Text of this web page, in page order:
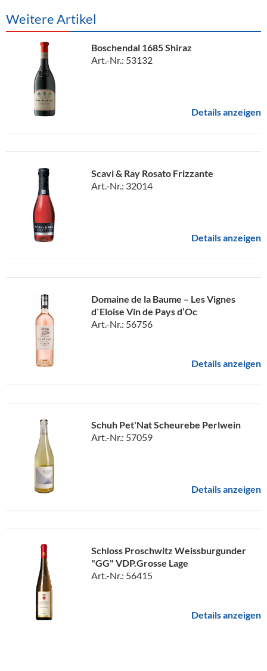
Weitere Artikel
Boschendal 1685 Shiraz
Art.-Nr.: 53132
Details anzeigen
Scavi & Ray Rosato Frizzante
Art.-Nr.: 32014
Details anzeigen
Domaine de la Baume – Les Vignes
d`Eloise Vin de Pays d’Oc
Art.-Nr.: 56756
Details anzeigen
Schuh Pet'Nat Scheurebe Perlwein
Art.-Nr.: 57059
Details anzeigen
Schloss Proschwitz Weissburgunder
"GG" VDP.Grosse Lage
Art.-Nr.: 56415
Details anzeigen